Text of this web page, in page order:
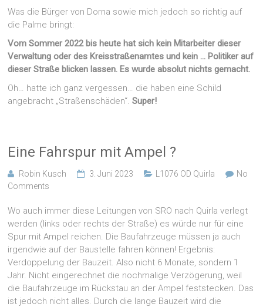
Was die Bürger von Dorna sowie mich jedoch so richtig auf
die Palme bringt:
Vom Sommer 2022 bis heute hat sich kein Mitarbeiter dieser
Verwaltung oder des Kreisstraßenamtes und kein … Politiker auf
dieser Straße blicken lassen. Es wurde absolut nichts gemacht.
Oh… hatte ich ganz vergessen… die haben eine Schild
angebracht „Straßenschäden“.Super!
Eine Fahrspur mit Ampel ?
Robin Kusch 3. Juni 2023 L1076 OD Quirla
No
Comments
Wo auch immer diese Leitungen von SRO nach Quirla verlegt
werden (links oder rechts der Straße) es würde nur für eine
Spur mit Ampel reichen. Die Baufahrzeuge müssen ja auch
irgendwie auf der Baustelle fahren können! Ergebnis:
Verdoppelung der Bauzeit. Also nicht 6 Monate, sondern 1
Jahr. Nicht eingerechnet die nochmalige Verzögerung, weil
die Baufahrzeuge im Rückstau an der Ampel feststecken. Das
ist jedoch nicht alles. Durch die lange Bauzeit wird die